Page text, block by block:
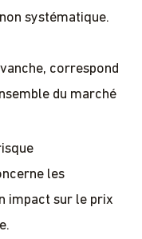
systématique.
correspond
du marché
les
impact sur le prix